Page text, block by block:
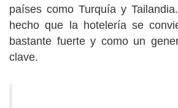
países como Turquía y
hecho que la hotelería se
bastante fuerte y como un
clave.